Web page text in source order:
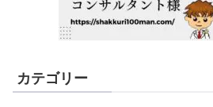
カテゴリー